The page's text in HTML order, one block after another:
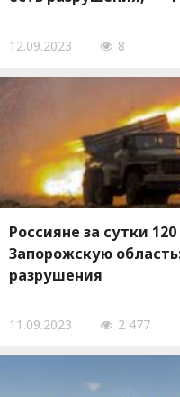
12.09.2023 8
Россияне за сутки
Запорожскую
разрушения
11.09.2023 2 477